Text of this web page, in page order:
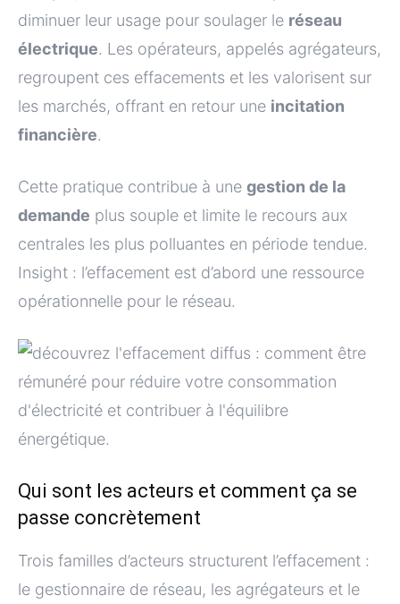
diminuer leur usage pour soulager le réseau
électrique. Les opérateurs, appelés agrégateurs,
regroupent ces effacements et les valorisent sur
les marchés, offrant en retour une incitation
financière.
Cette pratique contribue à une gestion de la
demande plus souple et limite le recours aux
centrales les plus polluantes en période tendue.
Insight : l’effacement est d’abord une ressource
opérationnelle pour le réseau.
Qui sont les acteurs et comment ça se
passe concrètement
Trois familles d’acteurs structurent l’effacement :
le gestionnaire de réseau, les agrégateurs et le